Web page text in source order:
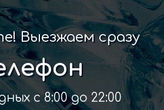
Выезжаем сразу
с 8:00 до 22:00